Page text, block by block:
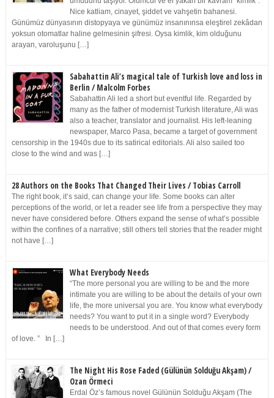
Nice katliam, cinayet, şiddet ve vahşetin bahanesi.
Günümüz dünyasının distopyaya ve günümüz insanınınsa eleştirel zekâdan
yoksun otomatlar haline gelmesinin şifresi. Oysa kimlik, kim olduğunu
arayan, varoluşunu […]
Sabahattin Ali’s magical tale of Turkish love and loss in
Berlin / Malcolm Forbes
Sabahattin Ali led a short but eventful life. Regarded by
many as the father of modernist Turkish literature, Ali was
also a teacher, translator and journalist. His left-leaning
newspaper, Marco Pasa, became a target of government
censorship in the 1940s due to its satirical editorials. Ali also sailed too
close to the wind and was […]
28 Authors on the Books That Changed Their Lives / Tobias Carroll
The right book, it’s said, can change your life. Some books can alter
perceptions of the world, or let a reader see life from a perspective they may
never have considered before. Others expand the sense of what’s possible
within the confines of a narrative; still others tell stories that the reader might
not have […]
What Everybody Needs
“The more personal you are willing to be and the more
intimate you are willing to be about the details of your own
life, the more universal you are. You know what everybody
needs? You want to put it in a single word? Everybody
needs to be understood. And out of that comes every form
of love. ” In […]
The Night His Rose Faded (Gülünün Solduğu Akşam) /
Ozan Örmeci
Erdal Öz’s famous novel Gülünün Solduğu Akşam (The